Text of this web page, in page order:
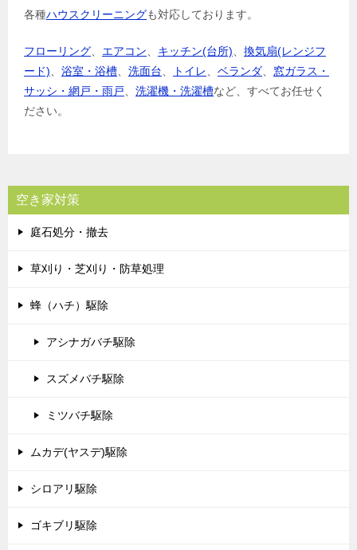
各種ハウスクリーニングも対応しております。
フローリング エアコン キッチン(台所)
換気扇(レンジフ
ード)
浴室・浴槽 洗面台 トイレ ベランダ
窓ガラス・
サッシ・網戸・雨戸
洗濯機・洗濯槽など、すべてお任せく
ださい。
空き家対策
庭石処分・撤去
草刈り・芝刈り・防草処理
蜂（ハチ）駆除
アシナガバチ駆除
スズメバチ駆除
ミツバチ駆除
ムカデ(ヤスデ)駆除
シロアリ駆除
ゴキブリ駆除